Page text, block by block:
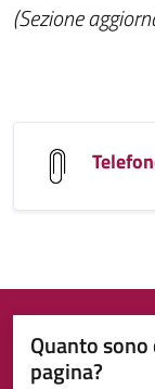
(Sezione
Quanto
pagina?